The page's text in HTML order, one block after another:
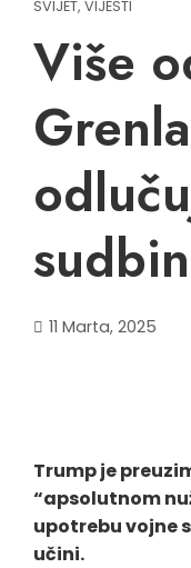
SVIJET, VIJESTI
Više
11 Marta, 2025
Trump je
“apsolutnom
upotrebu vojne
učini.